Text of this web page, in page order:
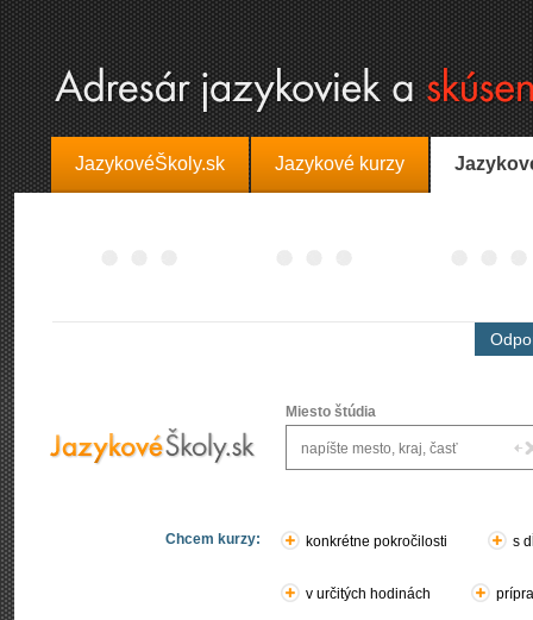
JazykovéŠkoly.sk Jazykové kurzy
Miesto štúdia
Chcem kurzy: konkrétne pokročilosti s
v určitých hodinách